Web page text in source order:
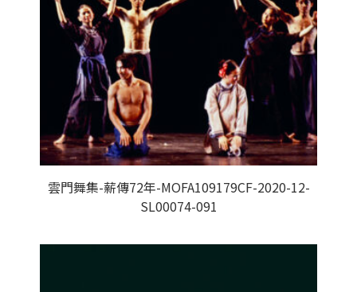
雲門舞集-薪傳72年-MOFA109179CF-2020-12-
SL00074-091